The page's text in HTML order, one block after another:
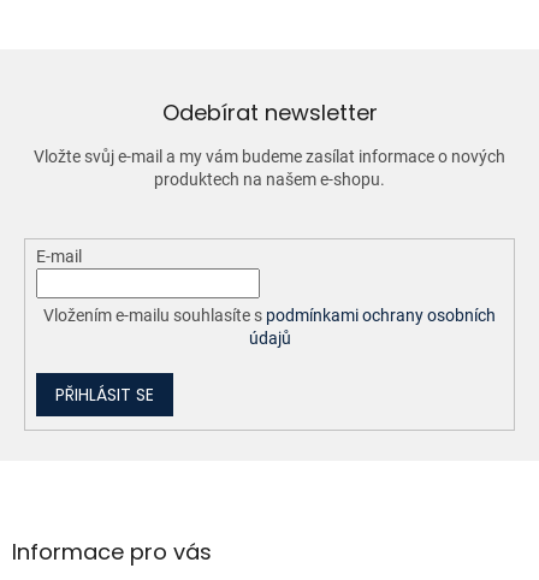
Odebírat newsletter
Vložte svůj e-mail a my vám budeme zasílat informace o nových
produktech na našem e-shopu.
E-mail
Vložením e-mailu souhlasíte s podmínkami ochrany osobních
údajů
PŘIHLÁSIT SE
aInformace pro vás